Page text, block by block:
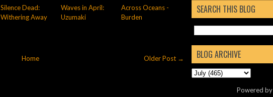
Silence Dead:
Withering Away
Waves in April:
Uzumaki
Across Oceans -
Burden
Older Post →
Home
SEARCH THIS BLOG
BLOG ARCHIVE
Powered by